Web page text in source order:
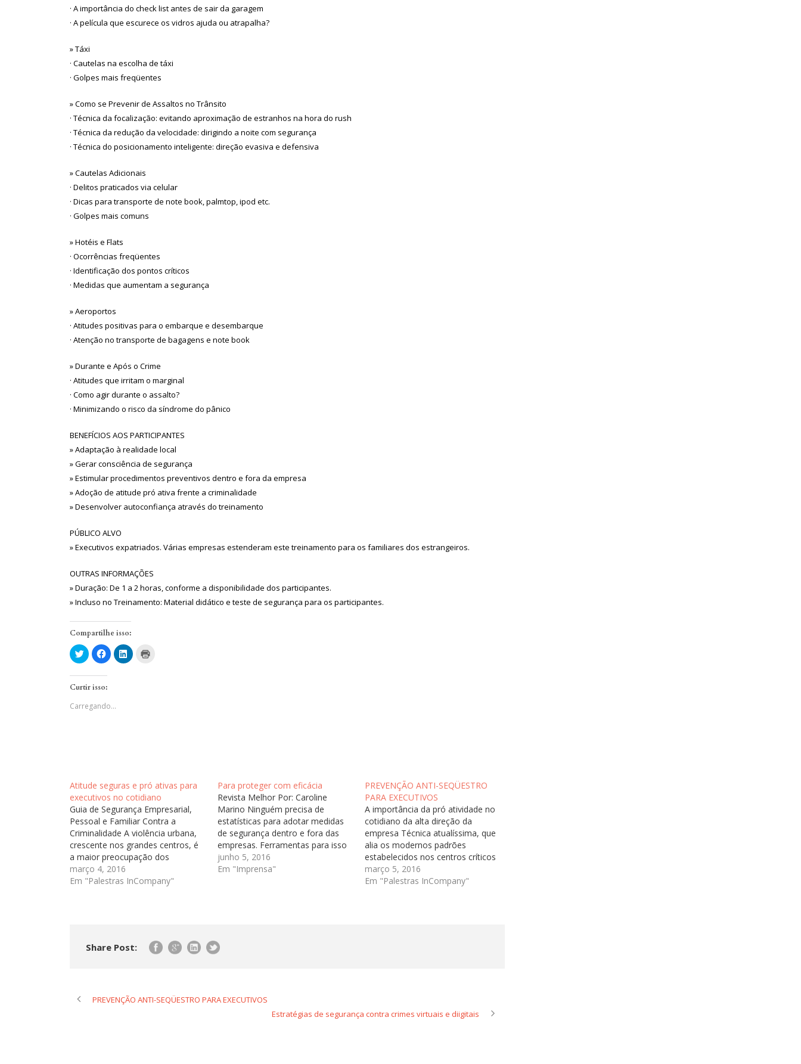
· A importância do check list antes de sair da garagem
· A película que escurece os vidros ajuda ou atrapalha?
» Táxi
· Cautelas na escolha de táxi
· Golpes mais freqüentes
» Como se Prevenir de Assaltos no Trânsito
· Técnica da focalização: evitando aproximação de estranhos na hora do rush
· Técnica da redução da velocidade: dirigindo a noite com segurança
· Técnica do posicionamento inteligente: direção evasiva e defensiva
» Cautelas Adicionais
· Delitos praticados via celular
· Dicas para transporte de note book, palmtop, ipod etc.
· Golpes mais comuns
» Hotéis e Flats
· Ocorrências freqüentes
· Identificação dos pontos críticos
· Medidas que aumentam a segurança
» Aeroportos
· Atitudes positivas para o embarque e desembarque
· Atenção no transporte de bagagens e note book
» Durante e Após o Crime
· Atitudes que irritam o marginal
· Como agir durante o assalto?
· Minimizando o risco da síndrome do pânico
BENEFÍCIOS AOS PARTICIPANTES
» Adaptação à realidade local
» Gerar consciência de segurança
» Estimular procedimentos preventivos dentro e fora da empresa
» Adoção de atitude pró ativa frente a criminalidade
» Desenvolver autoconfiança através do treinamento
PÚBLICO ALVO
» Executivos expatriados. Várias empresas estenderam este treinamento para os familiares dos estrangeiros.
OUTRAS INFORMAÇÕES
» Duração: De 1 a 2 horas, conforme a disponibilidade dos participantes.
» Incluso no Treinamento: Material didático e teste de segurança para os participantes.
Compartilhe isso:
Clique
para
compartilhar
no
em
janela)
Clique
para
compartilhar
no
em
Clique
para
Curtir isso:
Carregando...
Atitude seguras e pró ativas para
executivos no cotidiano
Guia de Segurança Empresarial,
Pessoal e Familiar Contra a
Criminalidade A violência urbana,
crescente nos grandes centros, é
a maior preocupação dos
brasileiros na atualidade. A
circulação em veículos pelo
março 4, 2016
Em "Palestras InCompany"
Para proteger com eficácia
Revista Melhor Por: Caroline
Marino Ninguém precisa de
estatísticas para adotar medidas
de segurança dentro e fora das
empresas. Ferramentas para isso
são muitas no mercado, desde os
conhecidos sistemas de alarmes
junho 5, 2016
Em "Imprensa"
PREVENÇÃO ANTI-SEQÜESTRO
PARA EXECUTIVOS
A importância da pró atividade no
cotidiano da alta direção da
empresa Técnica atualíssima, que
alia os modernos padrões
estabelecidos nos centros críticos
internacionais, com as
peculiaridades da ação em nosso
março 5, 2016
Em "Palestras InCompany"
Share Post:
PREVENÇÃO ANTI-SEQÜESTRO PARA EXECUTIVOS
Estratégias de segurança contra crimes virtuais e diigitais